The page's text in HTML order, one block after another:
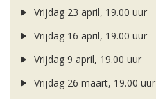
Vrijdag 23 april, 19.00 uur
Vrijdag 16 april, 19.00 uur
Vrijdag 9 april, 19.00 uur
Vrijdag 26 maart, 19.00 uur